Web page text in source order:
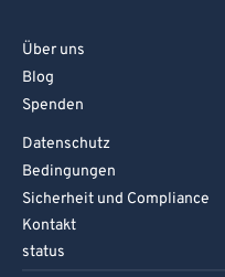
Über uns
Blog
Spenden
Datenschutz
Bedingungen
Sicherheit und Compliance
Kontakt
status